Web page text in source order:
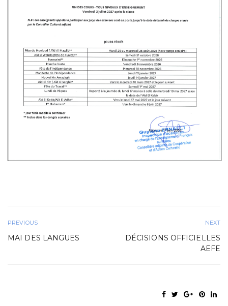
PREVIOUS
MAI DES LANGUES
NEXT
DÉCISIONS OFFICIELLES
AEFE